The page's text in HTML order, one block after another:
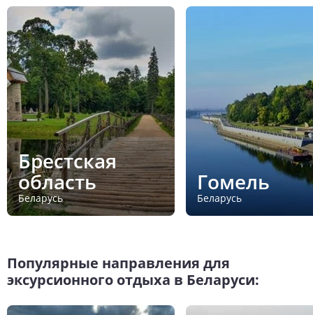
Брестская
область
Беларусь
Гомель
Беларусь
Популярные направления для
эксурсионного отдыха в Беларуси: